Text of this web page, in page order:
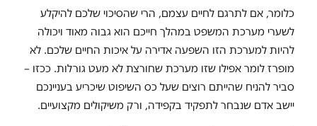
כלומר, אם לתרגם לחיים עצמם, הרי שהסיכוי שלכם להיקלע
לשערי מערכת המשפט במהלך חייכם הוא גבוה מאוד ויכולה
להיות למערכת הזו השפעה אדירה על איכות החיים שלכם. לא
מופרז לומר אפילו שזו מערכת שחורצת לא מעט גורלות. ככזו –
סביר להניח שהייתם רוצים שעל כס השיפוט שיכריע בעניינכם
יישב אדם שנבחר לתפקיד בקפידה, ורק משיקולים מקצועיים.